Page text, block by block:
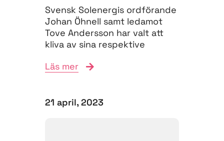
Svensk Solenergis ordförande
Johan Öhnell samt ledamot
Tove Andersson har valt att
kliva av sina respektive
förstärks tillfälligt...
Läs mer
21 april, 2023